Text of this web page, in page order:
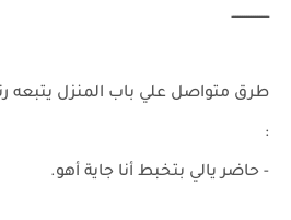
ـــــــــــــــــ
طرق متواصل علي باب المنزل
:
- حاضر يالي بتخبط أنا جاية أهو.